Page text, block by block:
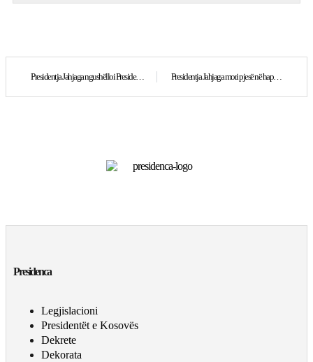
Presidentja Jahjaga ngushëlloi Presidentin Gyl Presidentja Jahjaga mori pjesë në hapjen e konferencës “Women driving economic growth in South Eastern Europe” në Zagreb
Presidenca
Legjislacioni
Presidentët e Kosovës
Dekrete
Dekorata